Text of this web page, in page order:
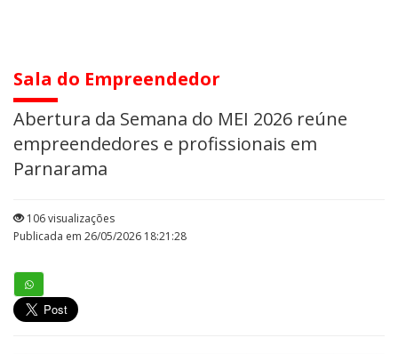
Sala do Empreendedor
Abertura da Semana do MEI 2026 reúne
empreendedores e profissionais em
Parnarama
106 visualizações
Publicada em 26/05/2026 18:21:28